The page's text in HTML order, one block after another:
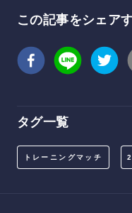
この記事をシェア
タグ一覧
トレーニングマッチ